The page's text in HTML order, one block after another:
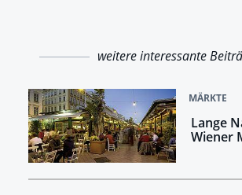
weitere interessante
MÄRKTE
Lange
Wiener